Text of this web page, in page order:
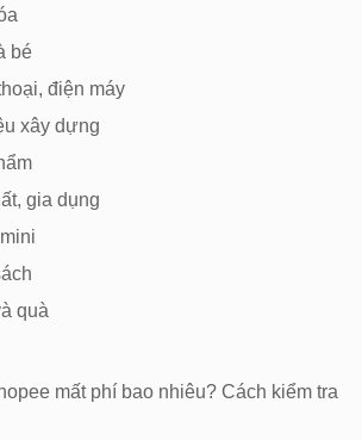
bé
điện máy
xây dựng
gia dụng
quà
mất phí bao nhiêu? Cách kiểm tra